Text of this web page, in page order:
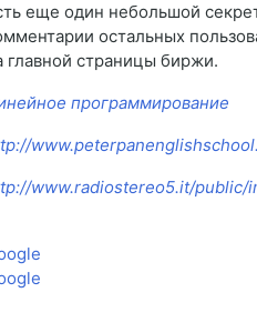
еще один небольшой
остальных
главной страницы биржи.
программирование
www.radiostereo5.it/